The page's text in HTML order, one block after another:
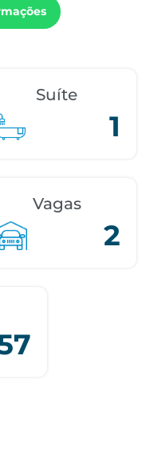
Suíte
1
Vagas
2